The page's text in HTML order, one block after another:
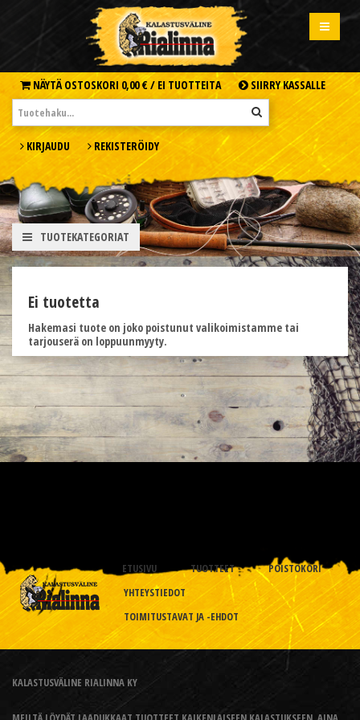
NÄYTÄ OSTOSKORI 0,00 € / EI TUOTTEITA SIIRRY KASSALLE
KIRJAUDU REKISTERÖIDY
TUOTEKATEGORIAT
Ei tuotetta
Hakemasi tuote on joko poistunut valikoimistamme tai
tarjouserä on loppuunmyyty.
ETUSIVU TUOTTEET
POISTOKORI
YHTEYSTIEDOT
TOIMITUSTAVAT JA -EHDOT
KALASTUSVÄLINE RIALINNA KY